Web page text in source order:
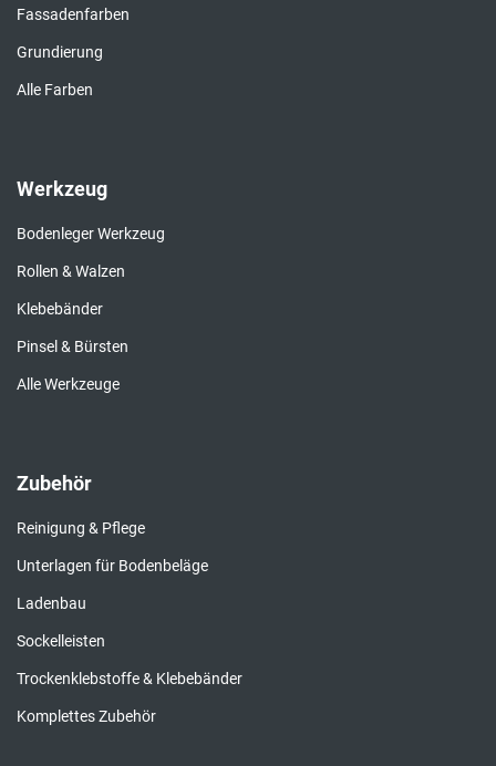
Fassadenfarben
Grundierung
Alle Farben
Werkzeug
Bodenleger Werkzeug
Rollen & Walzen
Klebebänder
Pinsel & Bürsten
Alle Werkzeuge
Zubehör
Reinigung & Pflege
Unterlagen für Bodenbeläge
Ladenbau
Sockelleisten
Trockenklebstoffe & Klebebänder
Komplettes Zubehör